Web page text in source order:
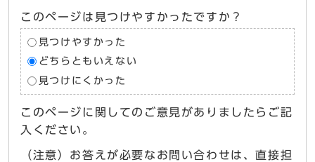
このページは見つけやすかったですか？
見つけやすかった
どちらともいえない
見つけにくかった
このページに関してのご意見がありましたらご記
入ください。
（注意）お答えが必要なお問い合わせは、直接担